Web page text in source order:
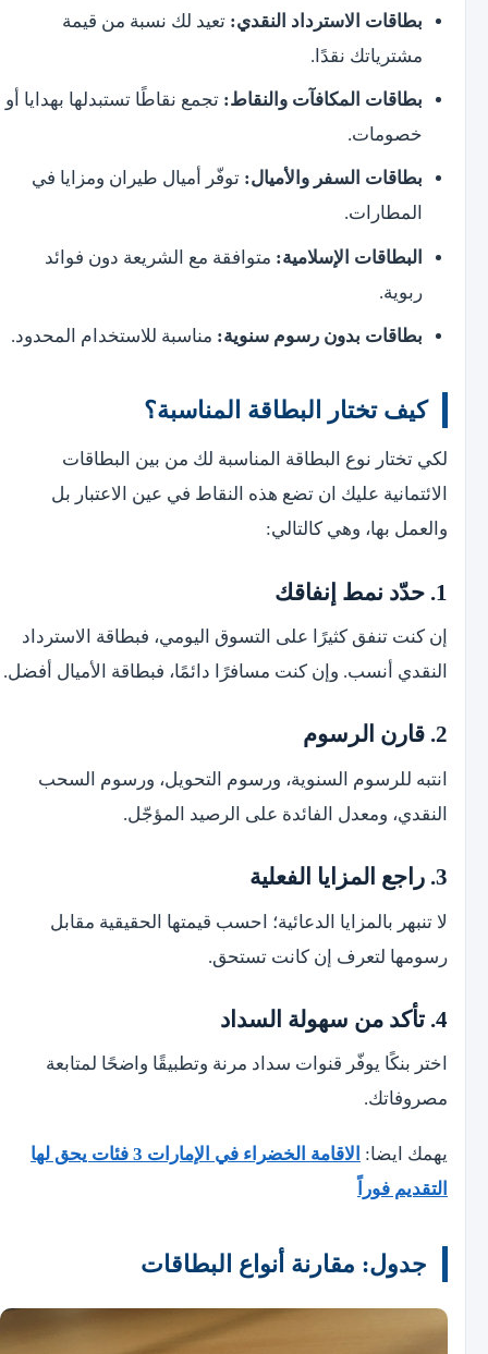
بطاقات الاسترداد النقدي: تعيد لك نسبة من قيمة
مشترياتك نقدًا.
بطاقات المكافآت والنقاط: تجمع نقاطًا تستبدلها بهدايا أو
خصومات.
بطاقات السفر والأميال: توفّر أميال طيران ومزايا في
المطارات.
البطاقات الإسلامية: متوافقة مع الشريعة دون فوائد
ربوية.
بطاقات بدون رسوم سنوية: مناسبة للاستخدام المحدود.
كيف تختار البطاقة المناسبة؟
لكي تختار نوع البطاقة المناسبة لك من بين البطاقات
الائتمانية عليك ان تضع هذه النقاط في عين الاعتبار بل
والعمل بها، وهي كالتالي:
1. حدّد نمط إنفاقك
إن كنت تنفق كثيرًا على التسوق اليومي، فبطاقة الاسترداد
النقدي أنسب. وإن كنت مسافرًا دائمًا، فبطاقة الأميال أفضل.
2. قارن الرسوم
انتبه للرسوم السنوية، ورسوم التحويل، ورسوم السحب
النقدي، ومعدل الفائدة على الرصيد المؤجّل.
3. راجع المزايا الفعلية
لا تنبهر بالمزايا الدعائية؛ احسب قيمتها الحقيقية مقابل
رسومها لتعرف إن كانت تستحق.
4. تأكد من سهولة السداد
اختر بنكًا يوفّر قنوات سداد مرنة وتطبيقًا واضحًا لمتابعة
مصروفاتك.
يهمك ايضا:
الاقامة الخضراء في الإمارات 3 فئات يحق لها
التقديم فوراً
جدول: مقارنة أنواع البطاقات